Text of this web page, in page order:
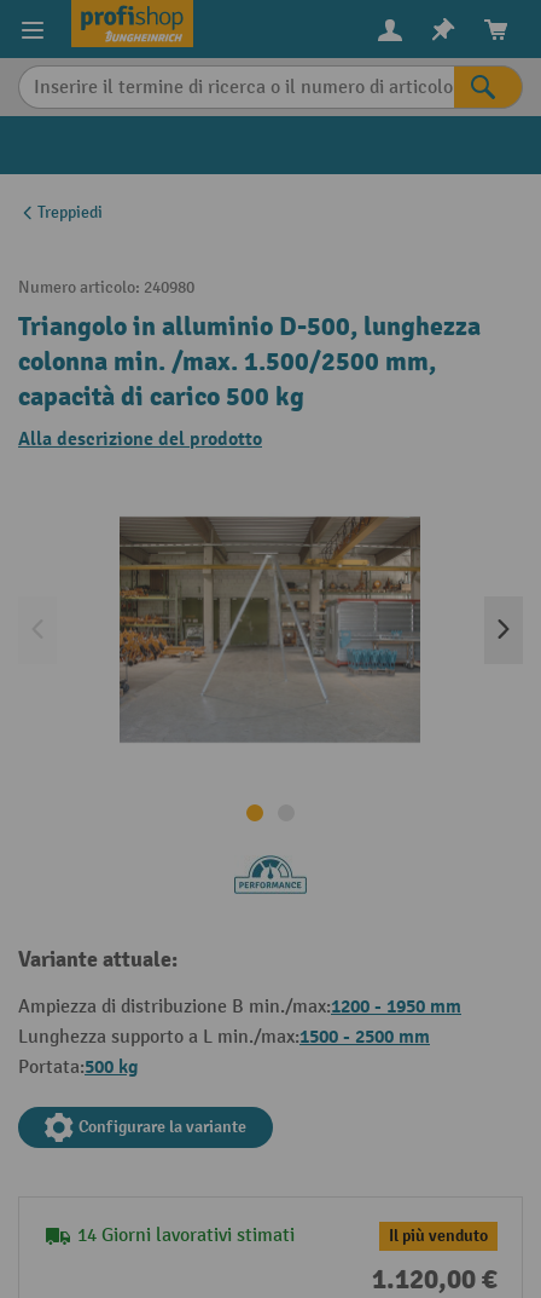
content
Treppiedi
Numero articolo: 240980
Triangolo in alluminio D-500, lunghezza
colonna min. /max. 1.500/2500 mm,
capacità di carico 500 kg
Alla descrizione del prodotto
Variante attuale:
Ampiezza di distribuzione B min./max:1200 - 1950 mm
Lunghezza supporto a L min./max:1500 - 2500 mm
Portata:500 kg
Configurare la variante
14 Giorni lavorativi stimati Il più venduto
1.120,00 €